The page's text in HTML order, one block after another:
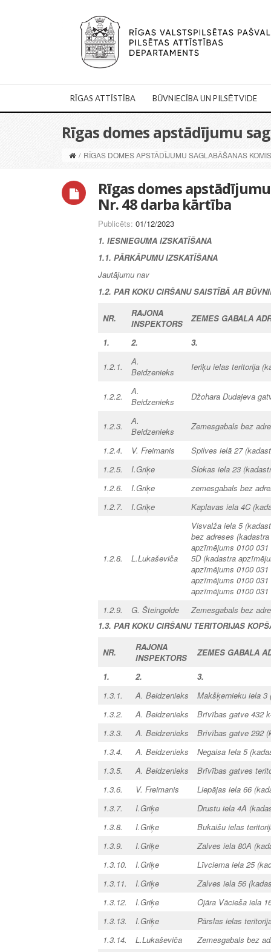
RĪGAS ATTĪSTĪBA BŪVNIECĪBA UN PILSĒTVIDE
Rīgas domes apstādījumu
/ RĪGAS DOMES APSTĀDĪJUMU SAGLABĀŠANAS
Rīgas domes
Nr. 48 darba kārtība
Publicēts: 01/12/2023
1. IESNIEGUMA IZSKATĪŠANA
1.1. PĀRKĀPUMU IZSKATĪŠANA
Jautājumu nav
1.2. PAR KOKU CIRŠANU SAISTĪBĀ AR
NR.
RAJONA
INSPEKTORS
ZEMES GABALA
1. 2. 3.
1.2.1.
A.
Beidzenieks
Ieriķu ielas teritorija
1.2.2.
A.
Beidzenieks
Džohara Dudajeva
1.2.3.
A.
Beidzenieks
Zemesgabals bez
1.2.4. V. Freimanis Spilves ielā 27
1.2.5.
I.Griķe
Slokas iela 23
1.2.6.
I.Griķe
zemesgabals bez
1.2.7.
I.Griķe Kaplavas iela 4C
1.2.8. L.Lukaševiča
Visvalža iela 5
bez adreses
apzīmējums 0100
5D (kadastra
apzīmējums 0100
apzīmējums 0100
apzīmējums 0100
1.2.9.
G. Šteingolde Zemesgabals bez
1.3. PAR KOKU CIRŠANU TERITORIJAS
NR.
RAJONA
INSPEKTORS
ZEMES GABALA
1. 2.
3.
1.3.1.
A. Beidzenieks
Makšķernieku iela 3
1.3.2.
A. Beidzenieks
Brīvības gatve 432
1.3.3.
A. Beidzenieks
Brīvības gatve 292
1.3.4.
A. Beidzenieks
Negaisa Iela 5
1.3.5.
A. Beidzenieks
Brīvības gatves
1.3.6.
V. Freimanis Liepājas iela 66
1.3.7.
I.Griķe
Drustu iela 4A
1.3.8.
I.Griķe
Bukaišu ielas
1.3.9.
I.Griķe
Zalves iela 80A
1.3.10.
I.Griķe
Līvciema iela 25
1.3.11.
I.Griķe
Zalves iela 56
1.3.12.
I.Griķe
Ojāra Vācieša iela
1.3.13.
I.Griķe
Pārslas ielas
1.3.14.
L.Lukaševiča
Zemesgabals bez